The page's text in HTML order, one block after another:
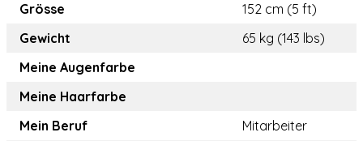
Grösse
152 cm (5 ft)
Gewicht
65 kg (143 lbs)
Meine Augenfarbe
Meine Haarfarbe
Mein Beruf
Mitarbeiter